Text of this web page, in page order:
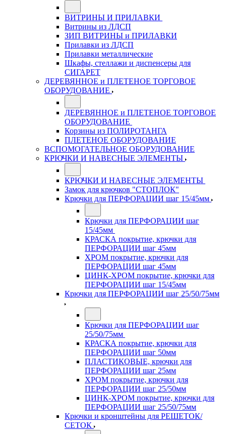
ВИТРИНЫ И ПРИЛАВКИ
Витрины из ЛДСП
ЗИП ВИТРИНЫ и ПРИЛАВКИ
Прилавки из ЛДСП
Прилавки металлические
Шкафы, стеллажи и диспенсеры для
СИГАРЕТ
ДЕРЕВЯННОЕ и ПЛЕТЕНОЕ ТОРГОВОЕ
ОБОРУДОВАНИЕ
ДЕРЕВЯННОЕ и ПЛЕТЕНОЕ ТОРГОВОЕ
ОБОРУДОВАНИЕ
Корзины из ПОЛИРОТАНГА
ПЛЕТЕНОЕ ОБОРУДОВАНИЕ
ВСПОМОГАТЕЛЬНОЕ ОБОРУДОВАНИЕ
КРЮЧКИ И НАВЕСНЫЕ ЭЛЕМЕНТЫ
КРЮЧКИ И НАВЕСНЫЕ ЭЛЕМЕНТЫ
Замок для крючков "СТОПЛОК"
Крючки для ПЕРФОРАЦИИ шаг 15/45мм
Крючки для ПЕРФОРАЦИИ шаг
15/45мм
КРАСКА покрытие, крючки для
ПЕРФОРАЦИИ шаг 45мм
ХРОМ покрытие, крючки для
ПЕРФОРАЦИИ шаг 45мм
ЦИНК-ХРОМ покрытие, крючки для
ПЕРФОРАЦИИ шаг 15/45мм
Крючки для ПЕРФОРАЦИИ шаг 25/50/75мм
Крючки для ПЕРФОРАЦИИ шаг
25/50/75мм
КРАСКА покрытие, крючки для
ПЕРФОРАЦИИ шаг 50мм
ПЛАСТИКОВЫЕ, крючки для
ПЕРФОРАЦИИ шаг 25мм
ХРОМ покрытие, крючки для
ПЕРФОРАЦИИ шаг 25/50мм
ЦИНК-ХРОМ покрытие, крючки для
ПЕРФОРАЦИИ шаг 25/50/75мм
Крючки и кронштейны для РЕШЕТОК/
СЕТОК